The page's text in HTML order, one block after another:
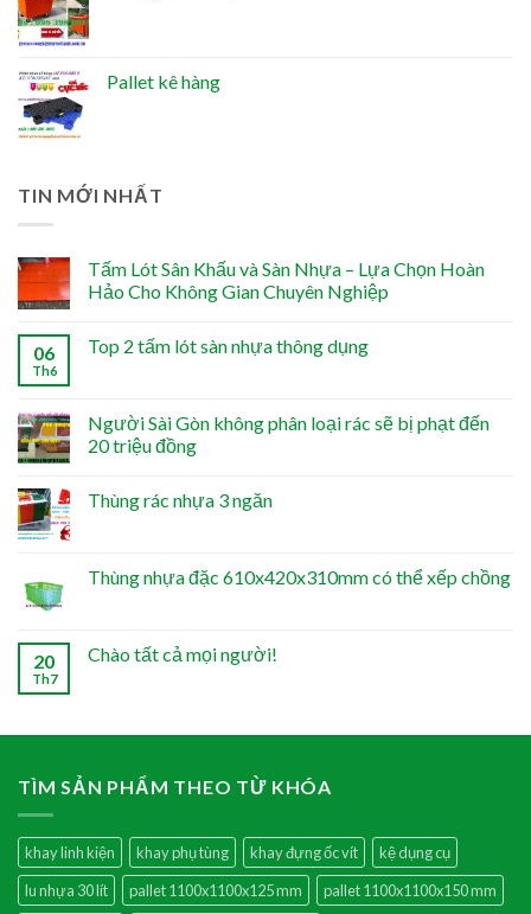
Pallet kê hàng
TIN MỚI NHẤT
Tấm Lót Sân Khấu và Sàn Nhựa – Lựa Chọn Hoàn
Hảo Cho Không Gian Chuyên Nghiệp
06
Th6
Top 2 tấm lót sàn nhựa thông dụng
Người Sài Gòn không phân loại rác sẽ bị phạt đến
20 triệu đồng
Thùng rác nhựa 3 ngăn
Thùng nhựa đặc 610x420x310mm có thể xếp chồng
20
Th7
Chào tất cả mọi người!
TÌM SẢN PHẨM THEO TỪ KHÓA
khay linh kiện khay phụ tùng khay đựng ốc vít
kệ dụng cụ
lu nhựa 30 lít
pallet 1100x1100x125 mm
pallet 1100x1100x150 mm